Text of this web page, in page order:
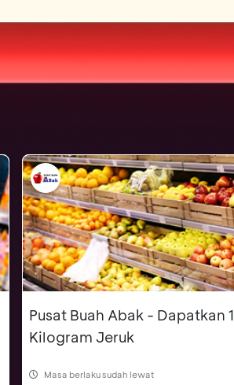
Pusat Buah Abak - Dapatkan 1
Kilogram Jeruk
Masa berlaku sudah lewat